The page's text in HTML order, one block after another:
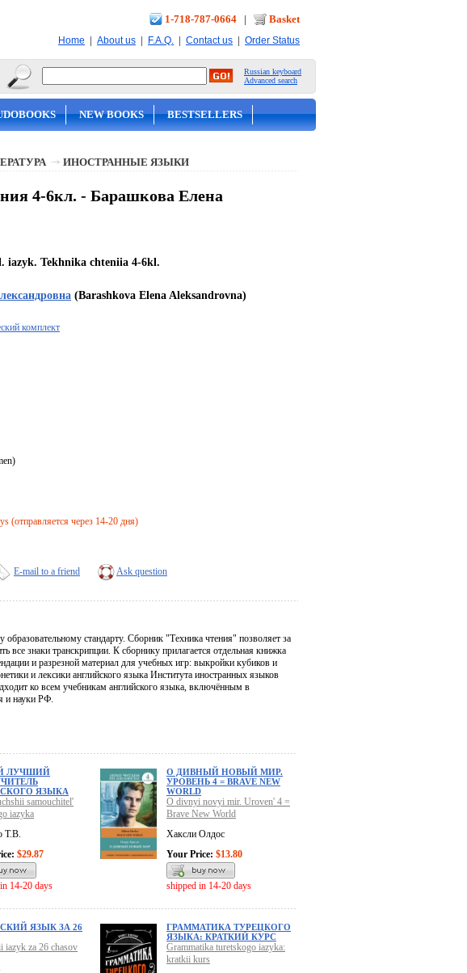
1-718-787-0664 | Basket
Home | About us | F.A.Q. | Contact us | Order Status
Russian keyboard
Advanced search
NEW BOOKS BESTSELLERS
ИНОСТРАННЫЕ ЯЗЫКИ
4-6кл. - Барашкова Елена
iazyk. Tekhnika chteniia 4-6kl.
(Barashkova Elena Aleksandrovna)
комплект
(отправляется через 14-20 дня)
E-mail to a friend Ask question
стандарту. Сборник "Техника чтения" позволяет за
все знаки транскрипции. К сборнику прилагается отдельная книжка
и разрезной материал для учебных игр: выкройки кубиков и
и лексики английского языка Института иностранных языков
ко всем учебникам английского языка, включённым в
и науки РФ.
ЛУЧШИЙ
ЯЗЫКА
samouchitel'
iazyka
Т.В.
$29.87
14-20 days
О ДИВНЫЙ НОВЫЙ МИР.
УРОВЕНЬ 4 = BRAVE NEW
WORLD
O divnyi novyi mir. Uroven' 4 =
Brave New World
Хаксли Олдос
Your Price: $13.80
shipped in 14-20 days
ЯЗЫК ЗА 26
iazyk za 26 chasov
ГРАММАТИКА ТУРЕЦКОГО
ЯЗЫКА: КРАТКИЙ КУРС
Grammatika turetskogo iazyka:
kratkii kurs